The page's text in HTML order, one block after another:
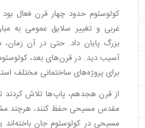
کولوسئوم حدود چهار قرن فعال بود
غربی و تغییر سلایق عمومی به
بزرگ پایان داد. حتی در آن زمان،
آسیب دید. در قرن‌های بعد،
برای پروژه‌های ساختمانی مختلف
از قرن هجدهم، پاپ‌ها تلاش کردند
مقدس مسیحی حفظ کنند، هرچند
مسیحی در کولوسئوم جان باخته‌اند